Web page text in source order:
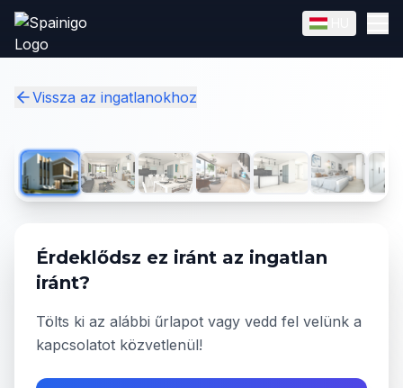
Skip to main content
Vissza az ingatlanokhoz
Érdeklődsz ez iránt az ingatlan
iránt?
Tölts ki az alábbi űrlapot vagy vedd fel velünk a
kapcsolatot közvetlenül!